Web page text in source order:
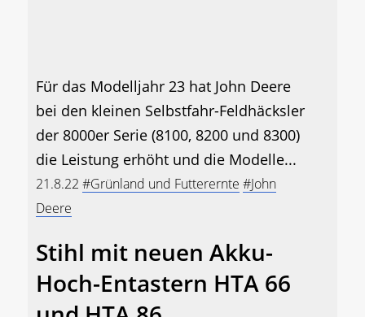
Für das Modelljahr 23 hat John Deere
bei den kleinen Selbstfahr-Feldhäcksler
der 8000er Serie (8100, 8200 und 8300)
die Leistung erhöht und die Modelle...
21.8.22 #Grünland und Futterernte #John
Deere
Stihl mit neuen Akku-
Hoch-Entastern HTA 66